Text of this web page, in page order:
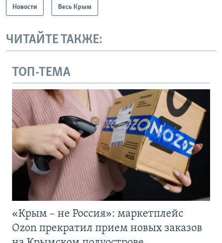
Новости Весь Крым
ЧИТАЙТЕ ТАКЖЕ:
ТОП-ТЕМА
«Крым – не Россия»: маркетплейс
Ozon прекратил прием новых заказов